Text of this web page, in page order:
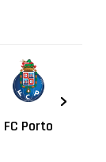
FC Porto